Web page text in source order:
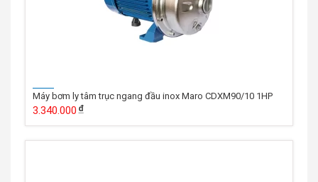
Máy bơm ly tâm trục ngang đầu inox Maro CDXM90/10 1HP
3.340.000